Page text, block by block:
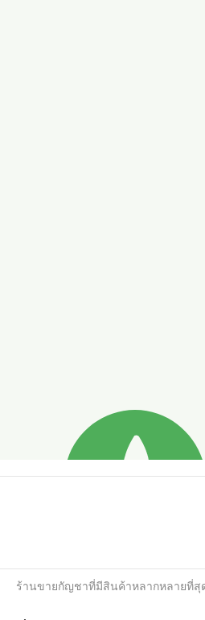
ร้านขายกัญชาที่มีสินค้าหลากหลายที่สุ